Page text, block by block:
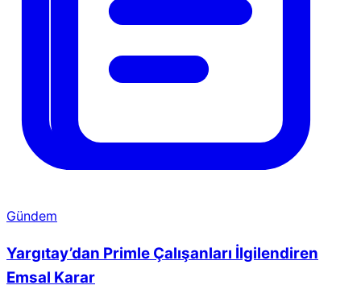
Gündem
Yargıtay’dan Primle Çalışanları İlgilendiren
Emsal Karar